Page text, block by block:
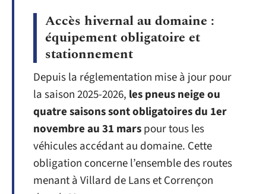
Accès hivernal au domaine :
équipement obligatoire et
stationnement
Depuis la réglementation mise à jour pour
la saison 2025-2026, les pneus neige ou
quatre saisons sont obligatoires du 1er
novembre au 31 marspour tous les
véhicules accédant au domaine. Cette
obligation concerne l’ensemble des routes
menant à Villard de Lans et Corrençon